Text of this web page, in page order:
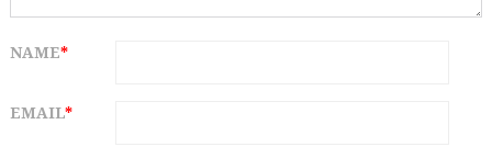
NAME*
EMAIL*